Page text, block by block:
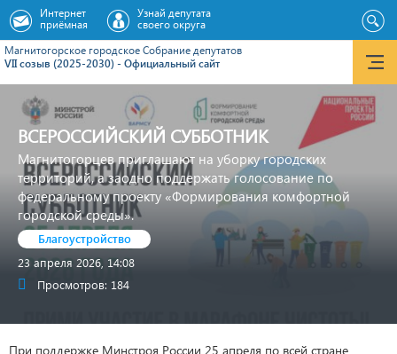
Магнитогорское городское Cобрание депутатов
VII созыв (2025-2030) - Официальный сайт
Интернет
приёмная
Узнай депутата
своего округа
ВСЕРОССИЙСКИЙ СУББОТНИК
Магнитогорцев приглашают на уборку городских
территорий, а заодно поддержать голосование по
федеральному проекту «Формирования комфортной
городской среды».
Благоустройство
23 апреля 2026, 14:08
Просмотров: 184
При поддержке Минстроя России 25 апреля по всей стране